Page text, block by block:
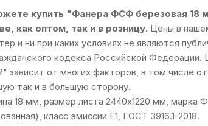
купить "Фанера ФСФ березовая 18
как оптом, так и в розницу. Цены в
и ни при каких условиях не являются
кодекса Российской
зависит от многих факторов, в том числе
так и в большую сторону.
18 мм, размер листа 2440х1220 мм,
класс эмиссии Е1, ГОСТ 3916.1-2018.